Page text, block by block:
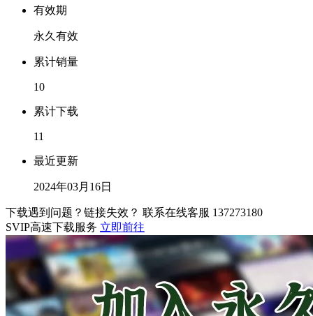
有效期
永久有效
累计销量
10
累计下载
11
最近更新
2024年03月16日
下载遇到问题？链接失效？ 联系在线客服 137273180
SVIP高速下载服务 立即前往